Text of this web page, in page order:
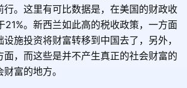
行。这里有可比数据是，在美国的财政收
21%。新西兰如此高的税收政策，一方面
施投资将财富转移到中国去了，另外，
面，而这些是并不产生真正的社会财富的
富的地方。